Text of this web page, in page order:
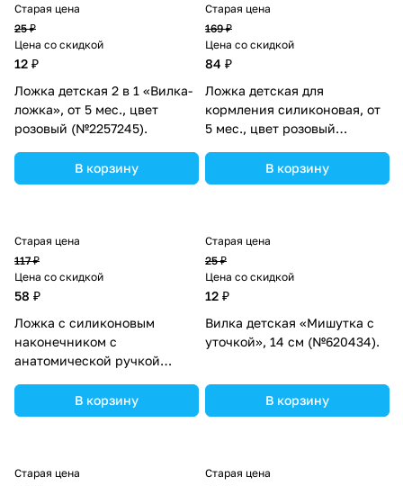
Старая цена
25 ₽
Цена со скидкой
12 ₽
Ложка детская 2 в 1 «Вилка-
ложка», от 5 мес., цвет
розовый (№2257245).
В корзину
Старая цена
169 ₽
Цена со скидкой
84 ₽
Ложка детская для
кормления силиконовая, от
5 мес., цвет розовый
В корзину
Старая цена
117 ₽
Цена со скидкой
58 ₽
Ложка с силиконовым
наконечником с
анатомической ручкой
В корзину
Старая цена
25 ₽
Цена со скидкой
12 ₽
Вилка детская «Мишутка с
уточкой», 14 см (№620434).
В корзину
Старая цена
Старая цена